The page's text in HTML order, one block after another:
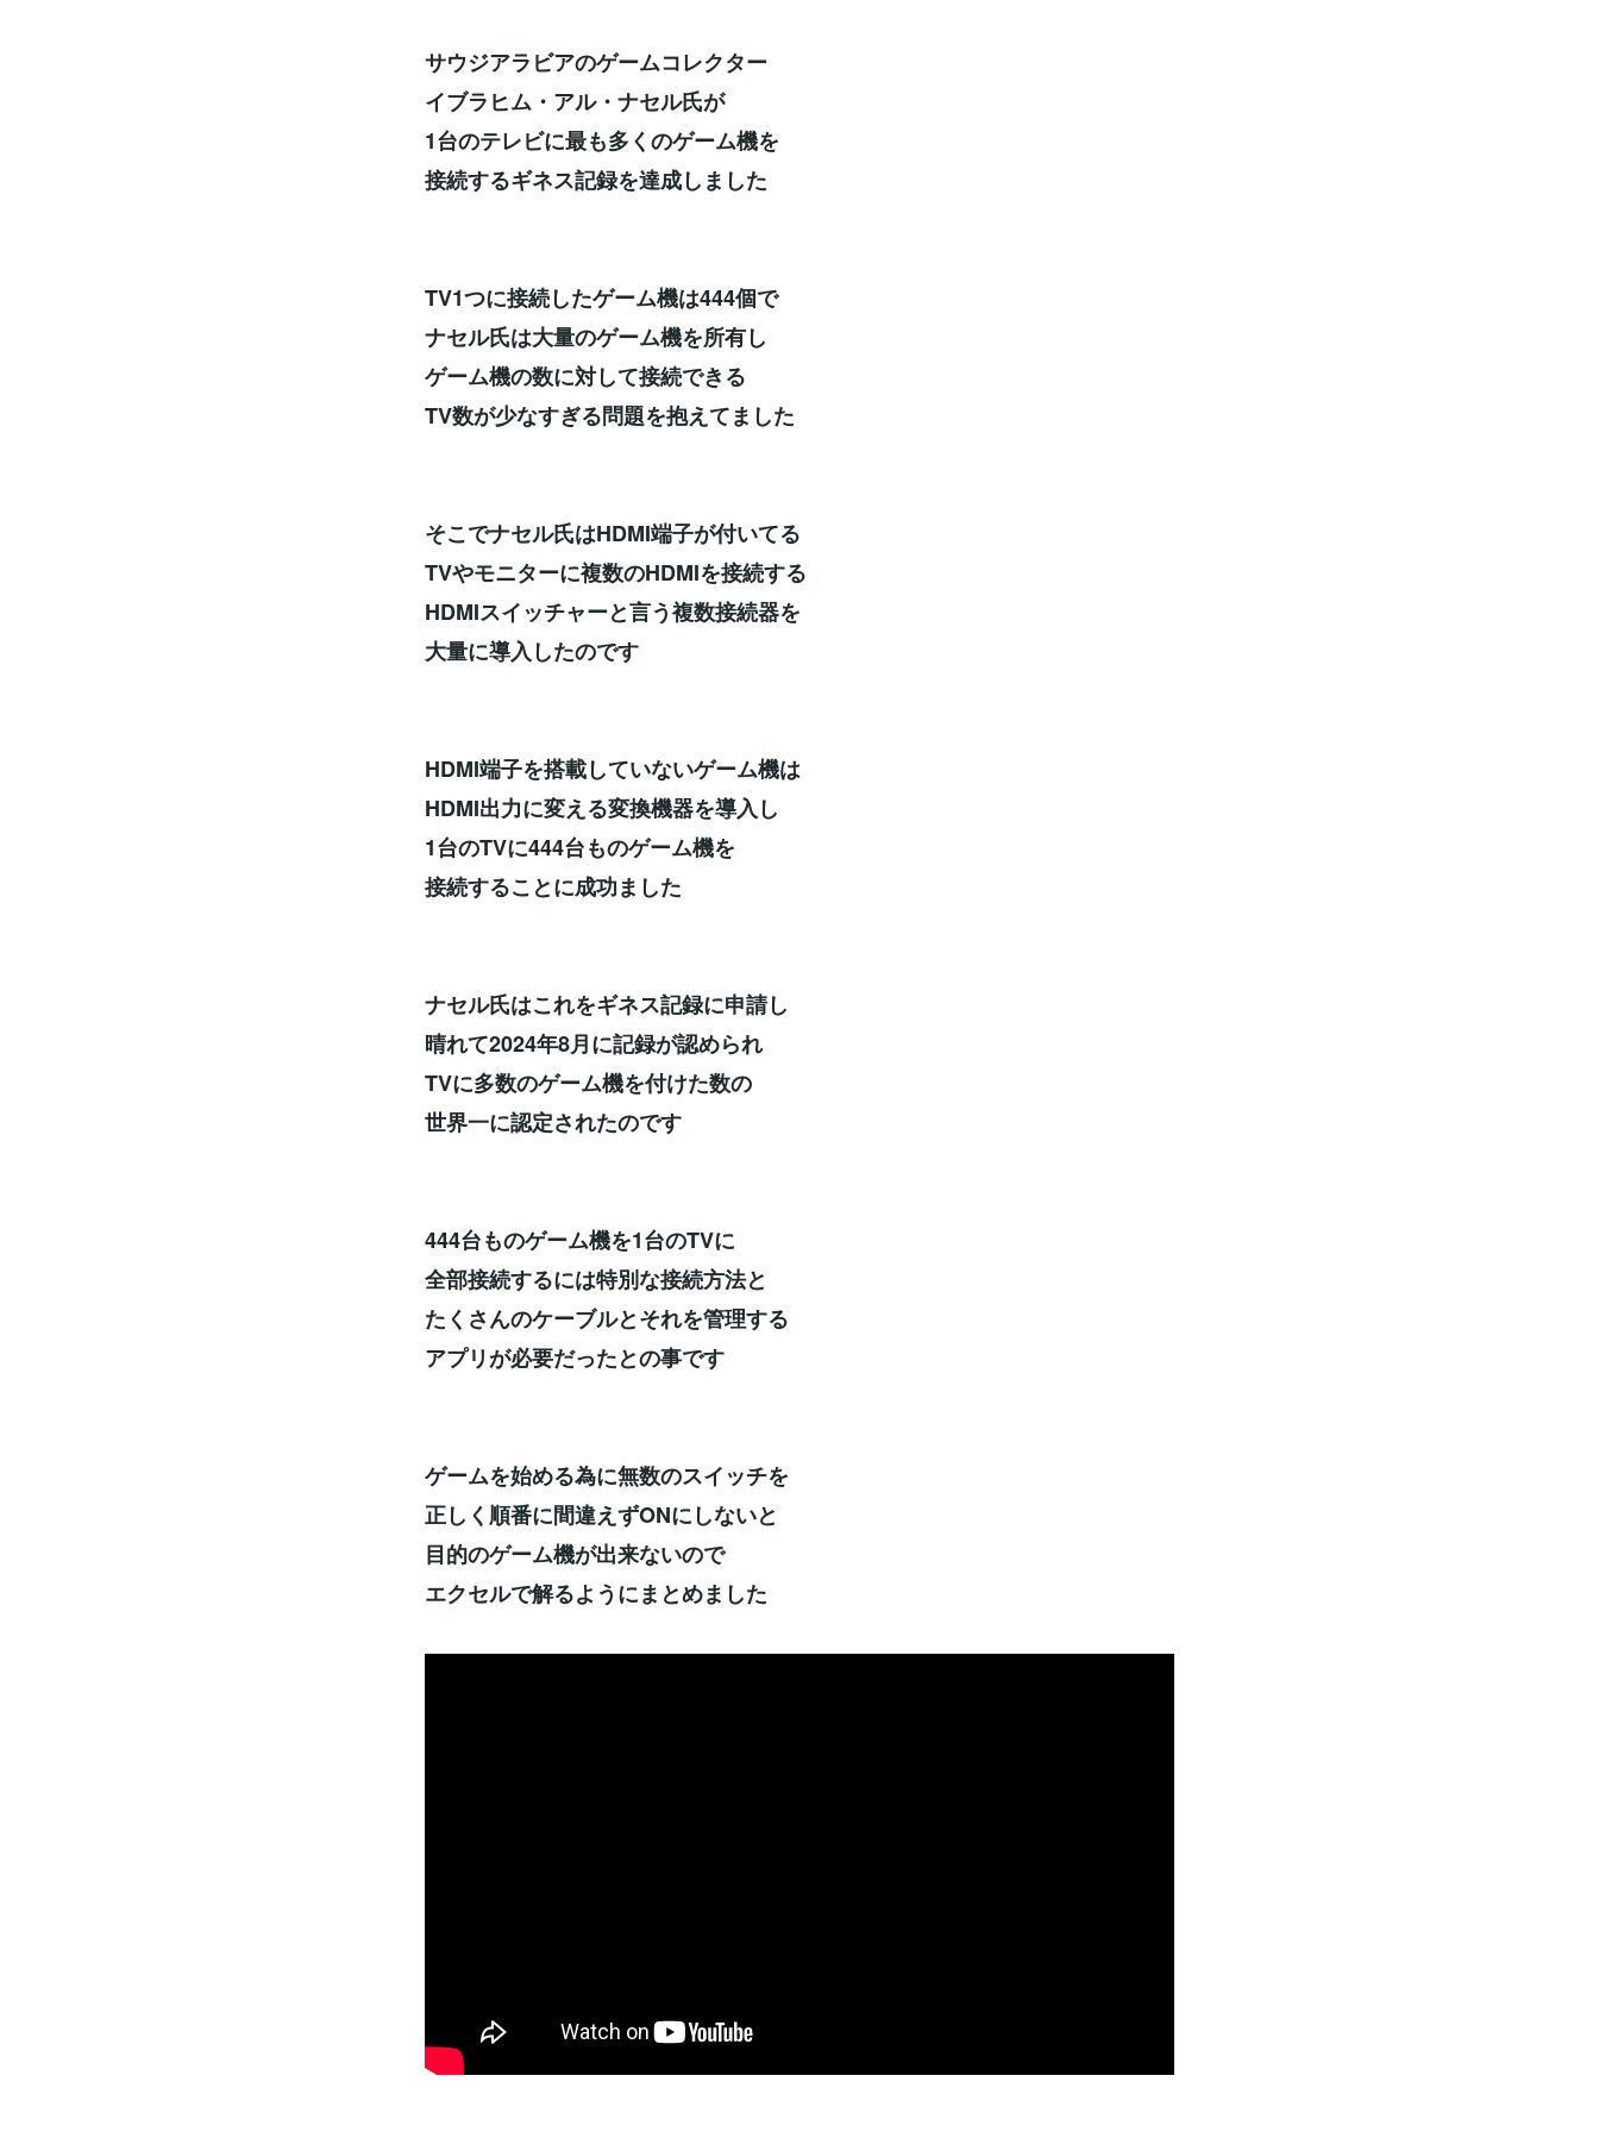
サウジアラビアのゲームコレクター
イブラヒム・アル・ナセル氏が
1台のテレビに最も多くのゲーム機を
接続するギネス記録を達成しました
TV1つに接続したゲーム機は444個で
ナセル氏は大量のゲーム機を所有し
ゲーム機の数に対して接続できる
TV数が少なすぎる問題を抱えてました
そこでナセル氏はHDMI端子が付いてる
TVやモニターに複数のHDMIを接続する
HDMIスイッチャーと言う複数接続器を
大量に導入したのです
HDMI端子を搭載していないゲーム機は
HDMI出力に変える変換機器を導入し
1台のTVに444台ものゲーム機を
接続することに成功ました
ナセル氏はこれをギネス記録に申請し
晴れて2024年8月に記録が認められ
TVに多数のゲーム機を付けた数の
世界一に認定されたのです
444台ものゲーム機を1台のTVに
全部接続するには特別な接続方法と
たくさんのケーブルとそれを管理する
アプリが必要だったとの事です
ゲームを始める為に無数のスイッチを
正しく順番に間違えずONにしないと
目的のゲーム機が出来ないので
エクセルで解るようにまとめました